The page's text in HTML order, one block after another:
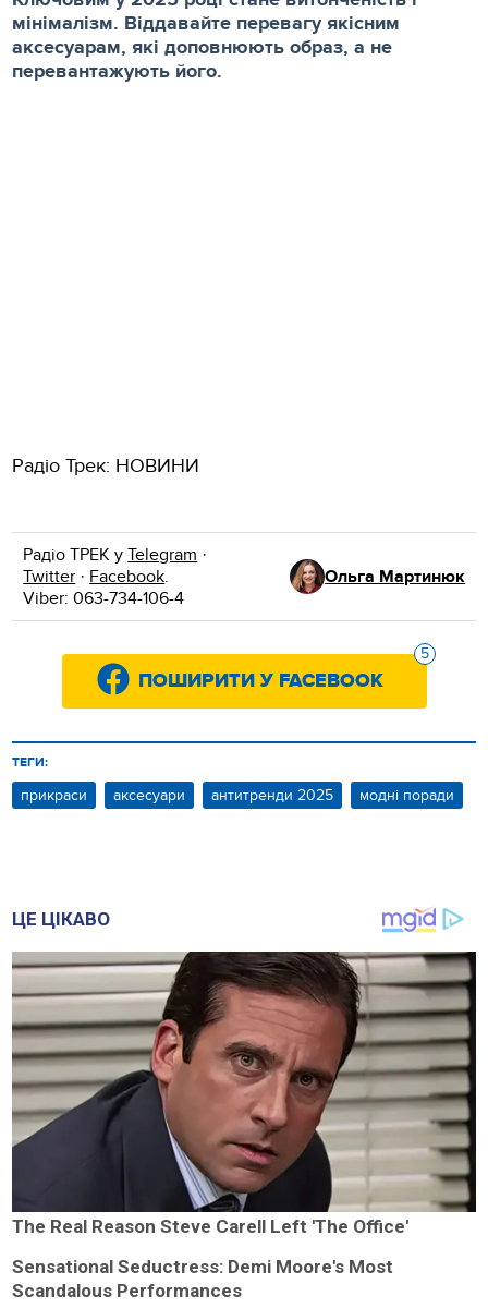
мінімалізм. Віддавайте перевагу якісним
аксесуарам, які доповнюють образ, а не
перевантажують його.
Радіо Трек: НОВИНИ
Радіо ТРЕК уTelegram ·
Twitter · Facebook.
Viber: 063-734-106-4
Ольга Мартинюк
5
ПОШИРИТИ У FACEBOOK
ТЕГИ:
прикраси аксесуари антитренди 2025 модні поради
ЦЕ ЦІКАВО
The Real Reason Steve Carell Left 'The Office'
Sensational Seductress: Demi Moore's Most
Scandalous Performances